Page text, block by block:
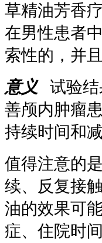
草精油芳香
在男性患者
索性的，并
意义试验结
善颅内肿瘤
持续时间和
值得注意的
续、反复接
油的效果可
症、住院时